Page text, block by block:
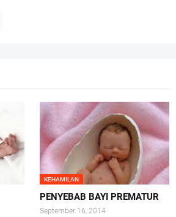
KEHAMILAN
PENYEBAB BAYI PREMATUR
September 16, 2014